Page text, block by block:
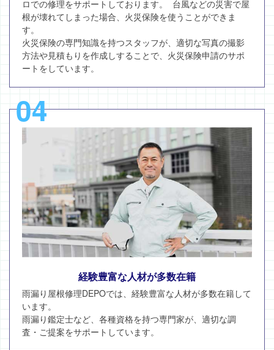
ロでの修理をサポートしております。 台風などの災害で屋
根が壊れてしまった場合、火災保険を使うことができま
す。
火災保険の専門知識を持つスタッフが、適切な写真の撮影
方法や見積もりを作成しすることで、火災保険申請のサポ
ートをしています。
04
経験豊富な人材が多数在籍
雨漏り屋根修理DEPOでは、経験豊富な人材が多数在籍して
います。
雨漏り鑑定士など、各種資格を持つ専門家が、適切な調
査・ご提案をサポートしています。